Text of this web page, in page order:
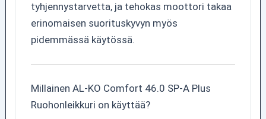
tyhjennystarvetta, ja tehokas moottori takaa
erinomaisen suorituskyvyn myös
pidemmässä käytössä.
Millainen AL-KO Comfort 46.0 SP-A Plus
Ruohonleikkuri on käyttää?